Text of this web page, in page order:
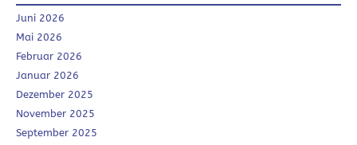
Juni 2026
Mai 2026
Februar 2026
Januar 2026
Dezember 2025
November 2025
September 2025